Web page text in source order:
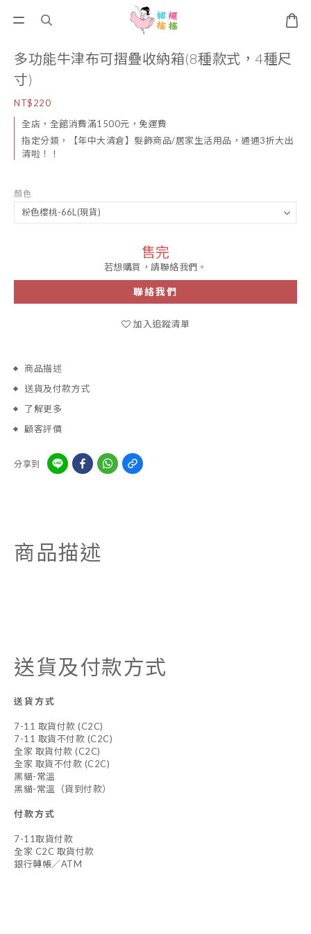
多功能牛津布可摺疊收納箱(8種款式，4種尺
寸)
NT$220
全店，全館消費滿1500元，免運費
指定分類，【年中大清倉】髮飾商品/居家生活用品，通通3折大出
清啦！！
顏色
售完
若想購買，請聯絡我們。
聯絡我們
加入追蹤清單
商品描述
送貨及付款方式
了解更多
顧客評價
分享到
商品描述
送貨及付款方式
送貨方式
7-11 取貨付款 (C2C)
7-11 取貨不付款 (C2C)
全家 取貨付款 (C2C)
全家 取貨不付款 (C2C)
黑貓-常溫
黑貓-常溫（貨到付款）
付款方式
7-11取貨付款
全家 C2C 取貨付款
銀行轉帳／ATM